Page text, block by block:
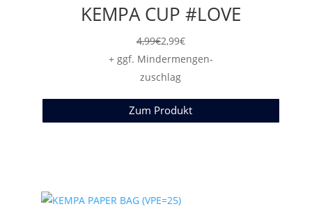
KEMPA CUP #LOVE
4,99€2,99€
+ ggf. Mindermengen-
zuschlag
Zum Produkt